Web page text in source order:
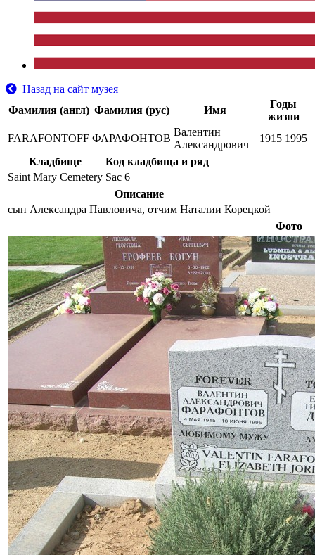
Назад на сайт музея
Фамилия (англ) Фамилия (рус) Имя
Годы
жизни
FARAFONTOFF ФАРАФОНТОВ
Валентин
Александрович
1915 1995
Кладбище
Код кладбища и ряд
Saint Mary Cemetery Sac 6
Описание
сын Александра Павловича, отчим Наталии Корецкой
Фото